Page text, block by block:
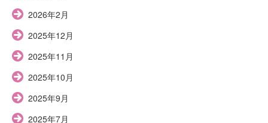
2026年2月
2025年12月
2025年11月
2025年10月
2025年9月
2025年7月